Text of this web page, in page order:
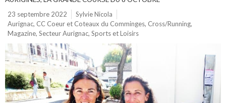
23 septembre 2022
Sylvie Nicola
Aurignac, CC Coeur et Coteaux du Comminges, Cross/Running,
Magazine, Secteur Aurignac, Sports et Loisirs